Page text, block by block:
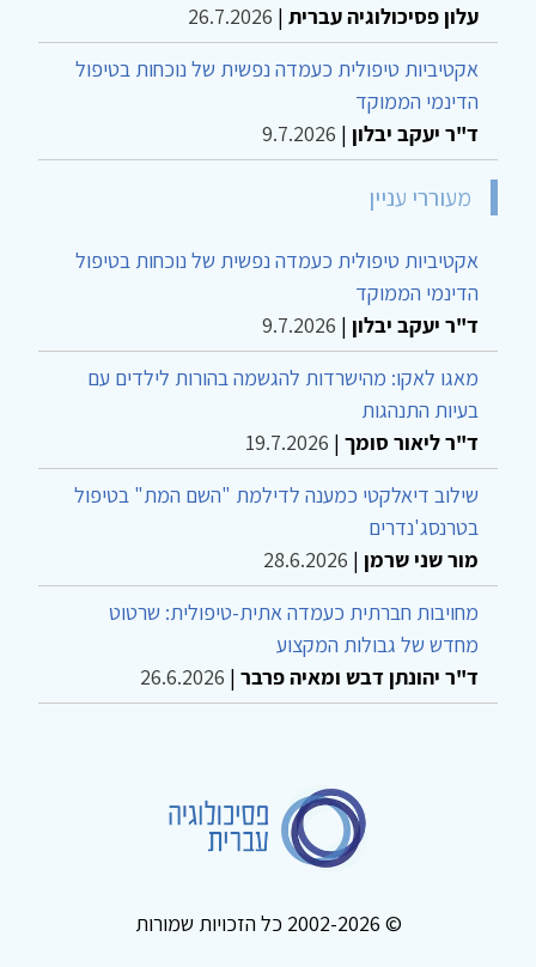
עלון פסיכולוגיה עברית |
26.7.2026
אקטיביות טיפולית כעמדה נפשית של נוכחות בטיפול
הדינמי הממוקד
ד"ר יעקב יבלון |
9.7.2026
מעוררי עניין
אקטיביות טיפולית כעמדה נפשית של נוכחות בטיפול
הדינמי הממוקד
ד"ר יעקב יבלון |
9.7.2026
מאגו לאקו: מהישרדות להגשמה בהורות לילדים עם
בעיות התנהגות
ד"ר ליאור סומך |
19.7.2026
שילוב דיאלקטי כמענה לדילמת "השם המת" בטיפול
בטרנסג'נדרים
מור שני שרמן |
28.6.2026
מחויבות חברתית כעמדה אתית-טיפולית: שרטוט
מחדש של גבולות המקצוע
ד"ר יהונתן דבש ומאיה פרבר |
26.6.2026
© 2002-2026 כל הזכויות שמורות